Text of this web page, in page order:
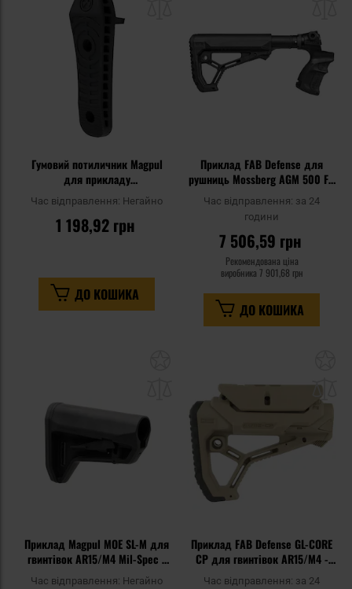
уподобань
Гумовий потиличник Magpul
для прикладу
CTR/MOE/STR/ACS-L/ACS 0,70"
- Black
Час відправлення: Негайно
1 198,92 грн
ДО КОШИКА
Приклад FAB Defense для
рушниць Mossberg AGM 500 FK
Час відправлення: за 24
години
7 506,59 грн
Рекомендована ціна
виробника 7 901,68 грн
ДО КОШИКА
списку
уподобань
Приклад Magpul MOE SL-M для
гвинтівок AR15/M4 Mil-Spec -
Час відправлення: Негайно
Приклад FAB Defense GL-CORE
CP для гвинтівок AR15/M4 -
Flat Dark Earth
Час відправлення: за 24